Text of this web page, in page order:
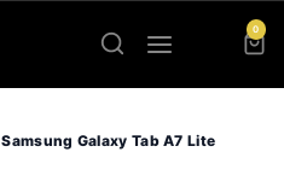
0
Samsung Galaxy Tab A7 Lite